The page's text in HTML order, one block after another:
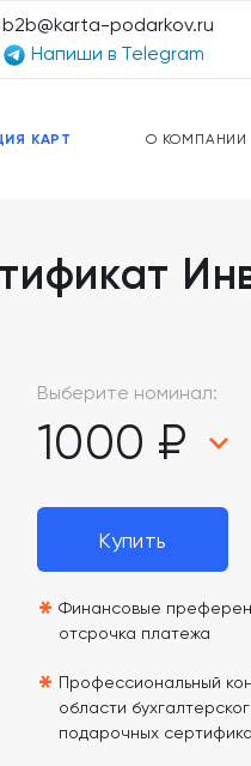
КАРТ О КОМПАНИИ
b2b@karta-podarkov.ru
Напиши в Telegram
ПРЕДОПЛАЧЕННЫЕ КАРТЫ
Выберите номинал:
1000 ₽
Купить
* Финансовые
отсрочка платежа
* Профессиональный
области
подарочных